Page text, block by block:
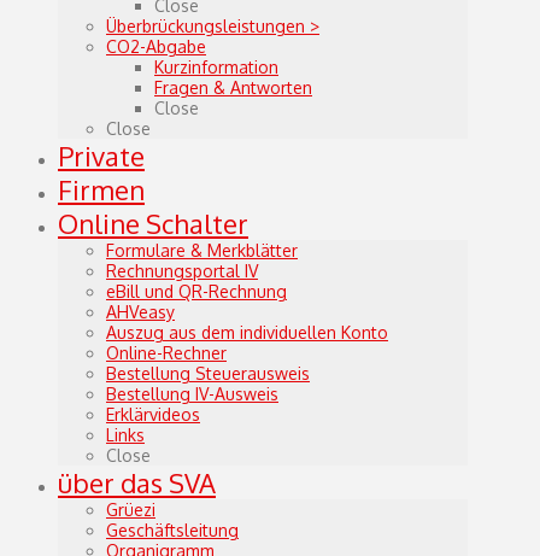
Close
Überbrückungsleistungen >
CO2-Abgabe
Kurzinformation
Fragen & Antworten
Close
Close
Private
Firmen
Online Schalter
Formulare & Merkblätter
Rechnungsportal IV
eBill und QR-Rechnung
AHVeasy
Auszug aus dem individuellen Konto
Online-Rechner
Bestellung Steuerausweis
Bestellung IV-Ausweis
Erklärvideos
Links
Close
über das SVA
Grüezi
Geschäftsleitung
Organigramm